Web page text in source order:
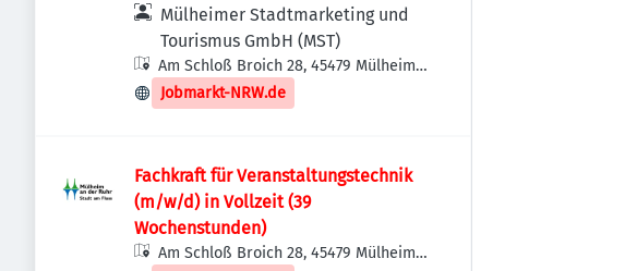
Mülheimer Stadtmarketing und
Tourismus GmbH (MST)
Am Schloß Broich 28, 45479 Mülheim
an der Ruhr, Deutschland
Jobmarkt-NRW.de
Fachkraft für Veranstaltungstechnik
(m/w/d) in Vollzeit (39
Wochenstunden)
Am Schloß Broich 28, 45479 Mülheim